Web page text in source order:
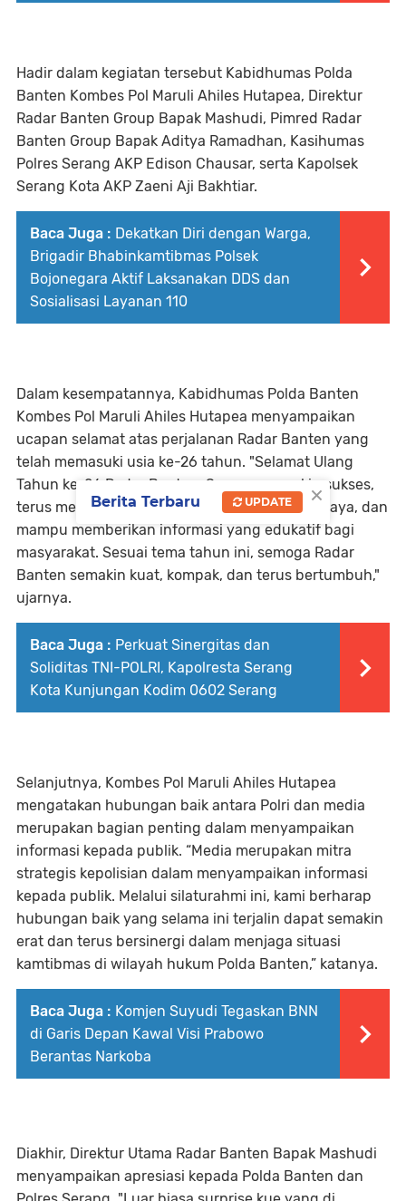
Hadir dalam kegiatan tersebut Kabidhumas Polda
Banten Kombes Pol Maruli Ahiles Hutapea, Direktur
Radar Banten Group Bapak Mashudi, Pimred Radar
Banten Group Bapak Aditya Ramadhan, Kasihumas
Polres Serang AKP Edison Chausar, serta Kapolsek
Serang Kota AKP Zaeni Aji Bakhtiar.
Baca Juga : Dekatkan Diri dengan Warga,
Brigadir Bhabinkamtibmas Polsek
Bojonegara Aktif Laksanakan DDS dan
Sosialisasi Layanan 110
Dalam kesempatannya, Kabidhumas Polda Banten
Kombes Pol Maruli Ahiles Hutapea menyampaikan
ucapan selamat atas perjalanan Radar Banten yang
telah memasuki usia ke-26 tahun. "Selamat Ulang
Tahun ke-26 Radar Banten. Semoga semakin sukses,
terus menjadi media yang profesional, terpercaya, dan
mampu memberikan informasi yang edukatif bagi
masyarakat. Sesuai tema tahun ini, semoga Radar
Banten semakin kuat, kompak, dan terus bertumbuh,"
ujarnya.
Baca Juga : Perkuat Sinergitas dan
Soliditas TNI-POLRI, Kapolresta Serang
Kota Kunjungan Kodim 0602 Serang
Selanjutnya, Kombes Pol Maruli Ahiles Hutapea
mengatakan hubungan baik antara Polri dan media
merupakan bagian penting dalam menyampaikan
informasi kepada publik. “Media merupakan mitra
strategis kepolisian dalam menyampaikan informasi
kepada publik. Melalui silaturahmi ini, kami berharap
hubungan baik yang selama ini terjalin dapat semakin
erat dan terus bersinergi dalam menjaga situasi
kamtibmas di wilayah hukum Polda Banten,” katanya.
Baca Juga : Komjen Suyudi Tegaskan BNN
di Garis Depan Kawal Visi Prabowo
Berantas Narkoba
Diakhir, Direktur Utama Radar Banten Bapak Mashudi
menyampaikan apresiasi kepada Polda Banten dan
×
Berita Terbaru UPDATE